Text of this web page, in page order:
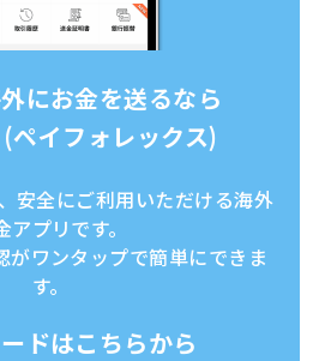
にお金を送るなら
イフォレックス)
安全にご利用いただける海外
アプリです。
がワンタップで簡単にできま
す。
ドはこちらから